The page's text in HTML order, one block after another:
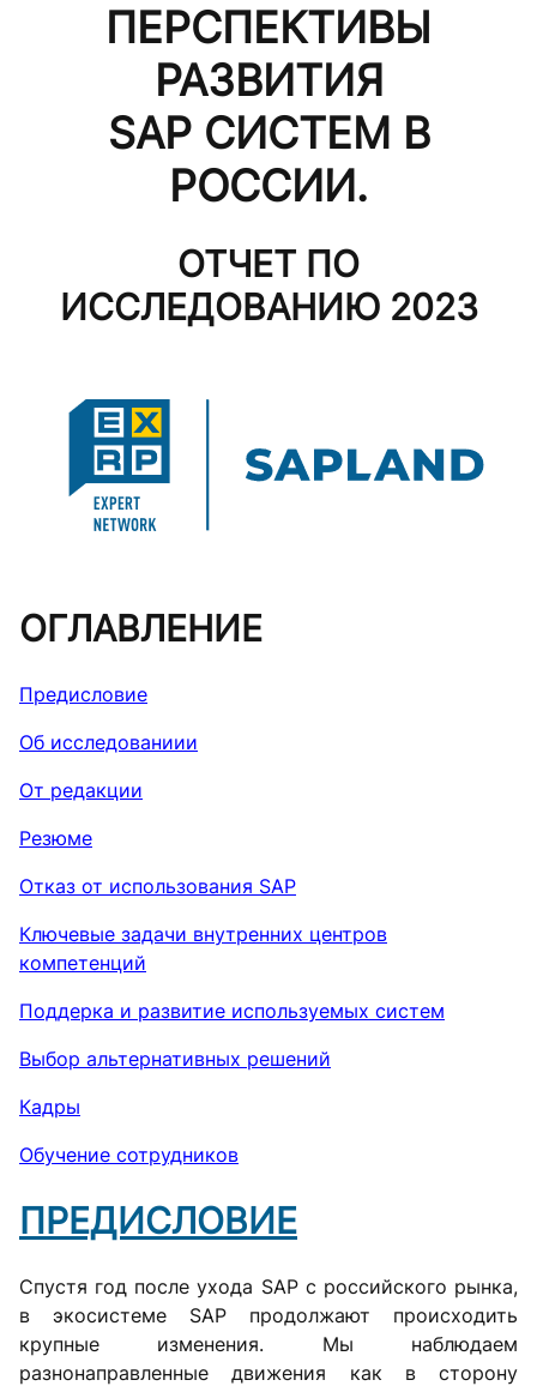
ПЕРСПЕКТИВЫ
РАЗВИТИЯ
SAP СИСТЕМ В
РОССИИ.
ОТЧЕТ ПО
ИССЛЕДОВАНИЮ 2023
ОГЛАВЛЕНИЕ
Предисловие
Об исследованиии
От редакции
Резюме
Отказ от использования SAP
Ключевые задачи внутренних центров
компетенций
Поддерка и развитие используемых систем
Выбор альтернативных решений
Кадры
Обучение сотрудников
ПРЕДИСЛОВИЕ
Спустя год после ухода SAP с российского рынка,
в экосистеме SAP продолжают происходить
крупные изменения. Мы наблюдаем
разнонаправленные движения как в сторону